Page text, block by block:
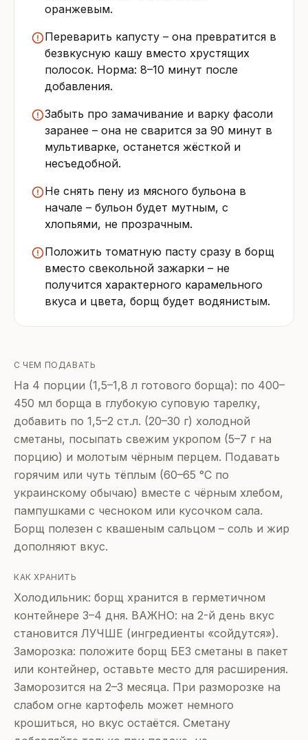
оранжевым.
Переварить капусту – она превратится в
безвкусную кашу вместо хрустящих
полосок. Норма: 8–10 минут после
добавления.
Забыть про замачивание и варку фасоли
заранее – она не сварится за 90 минут в
мультиварке, останется жёсткой и
несъедобной.
Не снять пену из мясного бульона в
начале – бульон будет мутным, с
хлопьями, не прозрачным.
Положить томатную пасту сразу в борщ
вместо свекольной зажарки – не
получится характерного карамельного
вкуса и цвета, борщ будет водянистым.
С ЧЕМ ПОДАВАТЬ
На 4 порции (1,5–1,8 л готового борща): по 400–
450 мл борща в глубокую суповую тарелку,
добавить по 1,5–2 ст.л. (20–30 г) холодной
сметаны, посыпать свежим укропом (5–7 г на
порцию) и молотым чёрным перцем. Подавать
горячим или чуть тёплым (60–65 °C по
украинскому обычаю) вместе с чёрным хлебом,
пампушками с чесноком или кусочком сала.
Борщ полезен с квашеным сальцом – соль и жир
дополняют вкус.
КАК ХРАНИТЬ
Холодильник: борщ хранится в герметичном
контейнере 3–4 дня. ВАЖНО: на 2-й день вкус
становится ЛУЧШЕ (ингредиенты «сойдутся»).
Заморозка: положите борщ БЕЗ сметаны в пакет
или контейнер, оставьте место для расширения.
Заморозится на 2–3 месяца. При разморозке на
слабом огне картофель может немного
крошиться, но вкус остаётся. Сметану